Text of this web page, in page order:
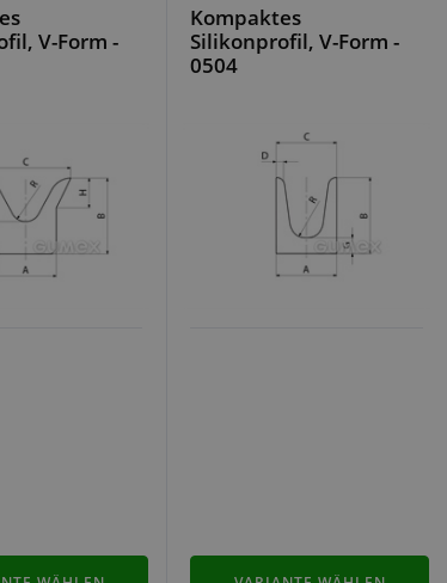
V-Form -
Kompaktes
Silikonprofil, V-Form -
0504